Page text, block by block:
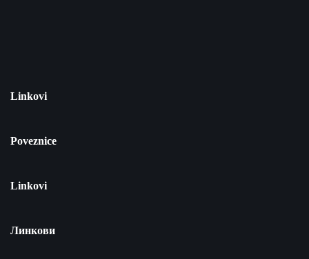
Linkovi
Poveznice
Linkovi
Линкови